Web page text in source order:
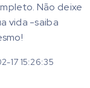
Não deixe
vida -saiba
17 15:26:35